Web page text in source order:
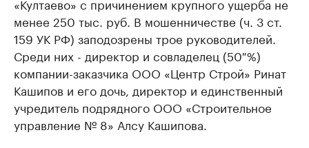
менее 250 тыс. руб. В мошенничестве (ч. 3 ст.
159 УК РФ) заподозрены трое руководителей.
Среди них - директор и совладелец (50 %)
компании-заказчика ООО «Центр Строй» Ринат
Кашипов и его дочь, директор и единственный
учредитель подрядного ООО «Строительное
управление № 8» Алсу Кашипова.